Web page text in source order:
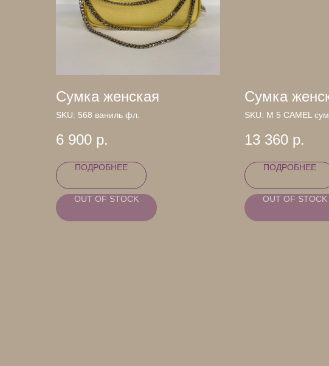
Сумка женская
SKU: 568 ваниль фл.
6 900 р.
ПОДРОБНЕЕ
OUT OF STOCK
Сумка
SKU: М 5 CAMEL
13 360 р.
ПОДРОБНЕЕ
OUT OF STOCK